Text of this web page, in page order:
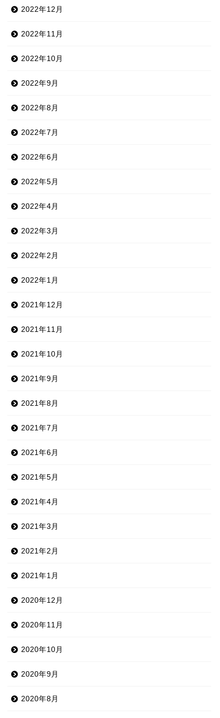
2022年12月
2022年11月
2022年10月
2022年9月
2022年8月
2022年7月
2022年6月
2022年5月
2022年4月
2022年3月
2022年2月
2022年1月
2021年12月
2021年11月
2021年10月
2021年9月
2021年8月
2021年7月
2021年6月
2021年5月
2021年4月
2021年3月
2021年2月
2021年1月
2020年12月
2020年11月
2020年10月
2020年9月
2020年8月